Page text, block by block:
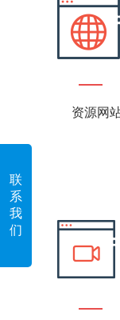
联
系
我
们
资源网